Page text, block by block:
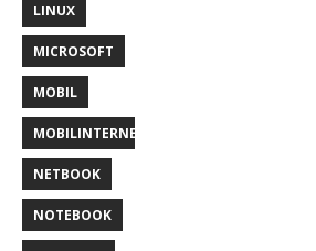
LINUX
MICROSOFT
MOBIL
MOBILINTERNET
NETBOOK
NOTEBOOK